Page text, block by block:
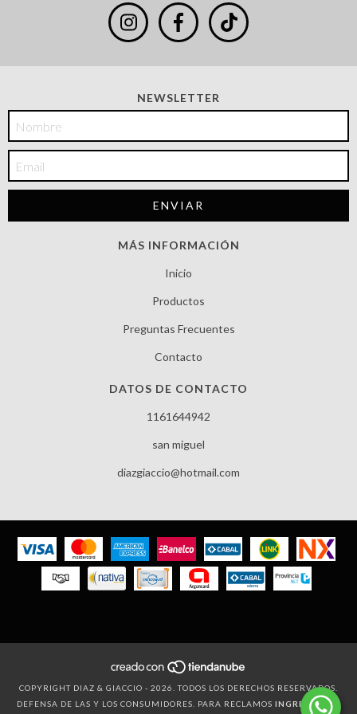
NEWSLETTER
MÁS INFORMACIÓN
Inicio
Productos
Preguntas Frecuentes
Contacto
DATOS DE CONTACTO
1161644942
san miguel
diazgiaccio@hotmail.com
COPYRIGHT DIAZ & GIACCIO - 2026. TODOS LOS DERECHOS RESERVADOS.
DEFENSA DE LAS Y LOS CONSUMIDORES. PARA RECLAMOS INGRESÁ ACÁ.